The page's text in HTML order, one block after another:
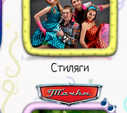
Стиляги